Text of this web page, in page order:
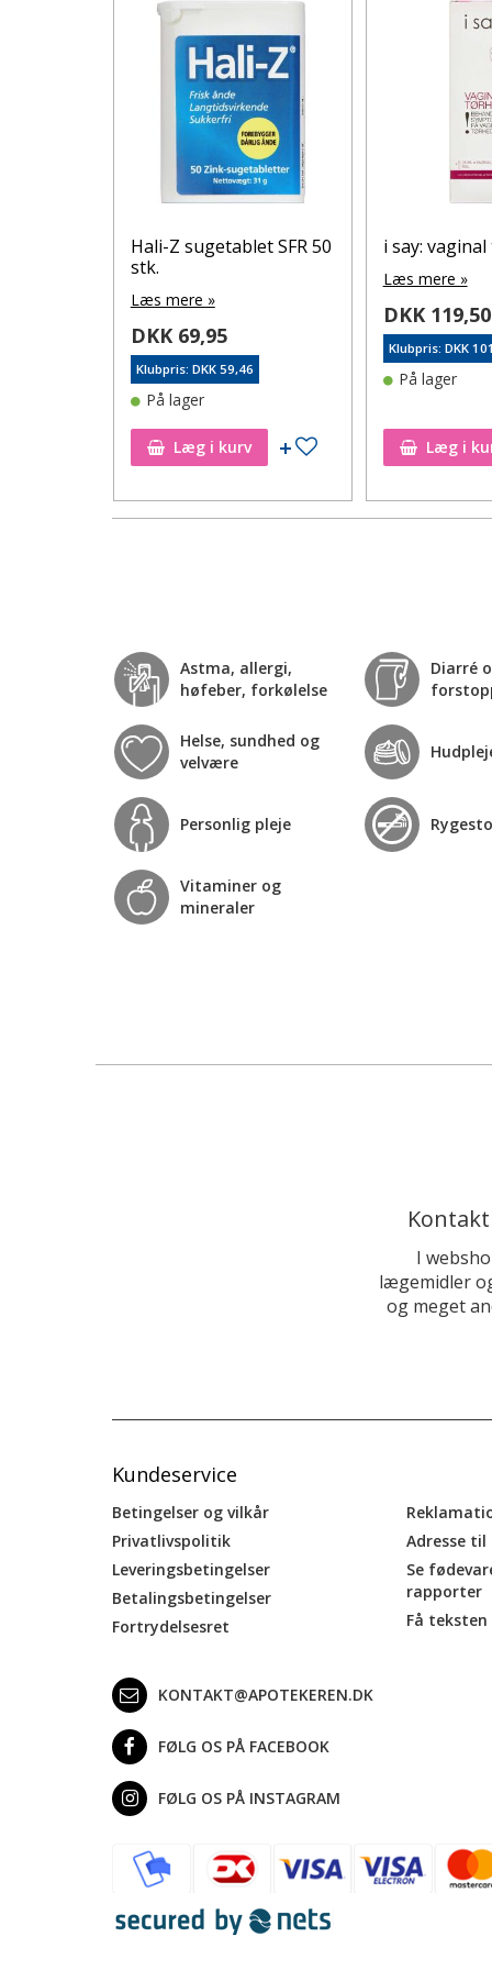
Tilføj til ønskeseddel
Hali-Z sugetablet SFR 50
stk.
Læs mere »
DKK 69,95
Klubpris: DKK 59,46
På lager
Læg i kurv Tilføj til ønskeseddel
i say:
Læs mere »
DKK 119,50
Klubpris: DKK
På lager
Læg i
Astma, allergi,
høfeber, forkølelse
Diarré
Helse, sundhed og
velvære
Personlig pleje
Vitaminer og
mineraler
I
lægemidler
og meget
Kundeservice
Betingelser og vilkår
Privatlivspolitik
Leveringsbetingelser
Betalingsbetingelser
Fortrydelsesret
Adresse
Se
rapporter
Få
KONTAKT@APOTEKEREN.DK
FØLG OS PÅ FACEBOOK
FØLG OS PÅ INSTAGRAM